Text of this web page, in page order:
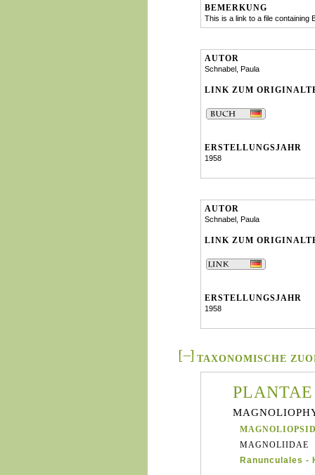
BEMERKUNG
This is a link to a file containing
AUTOR
Schnabel, Paula
LINK ZUM
ERSTELLUNGSJAHR
1958
AUTOR
Schnabel, Paula
LINK ZUM
ERSTELLUNGSJAHR
1958
TAXONOMISCHE
MAGNOLIIDAE
Ranunculales -